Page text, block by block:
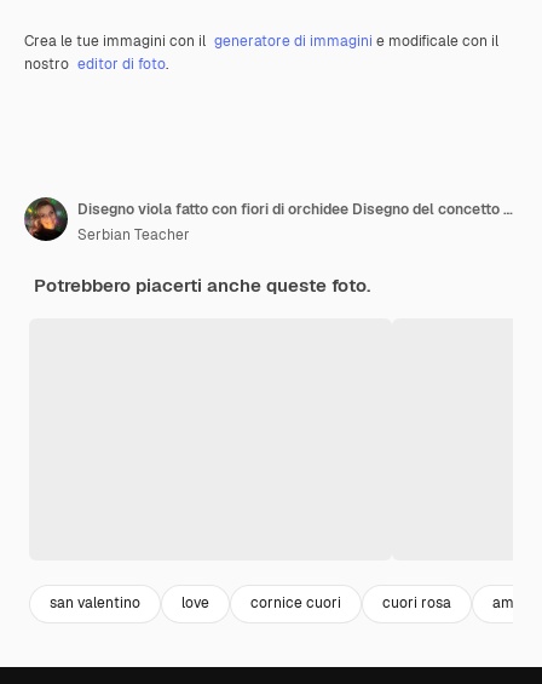
Crea le tue immagini con il generatore di immagini e modificale con il
nostro editor di foto.
Disegno viola fatto con fiori di orchidee Disegno del concetto del giorno della donna Modern minimal flat lay
Serbian Teacher
Potrebbero piacerti anche queste foto.
san valentino love cornice cuori cuori rosa amore